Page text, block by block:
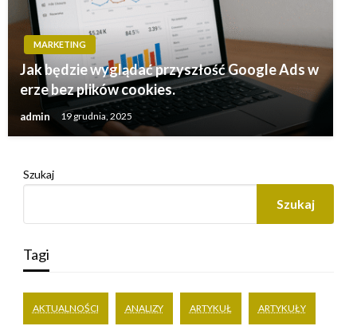
MARKETING
Jak będzie wyglądać przyszłość Google Ads w
erze bez plików cookies.
admin 19 grudnia, 2025
Szukaj
Szukaj
Tagi
AKTUALNOŚCI ANALIZY ARTYKUŁ ARTYKUŁY